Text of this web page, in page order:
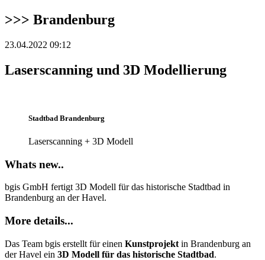
>>> Brandenburg
23.04.2022 09:12
Laserscanning und 3D Modellierung
Stadtbad Brandenburg
Laserscanning + 3D Modell
Whats new..
bgis GmbH fertigt 3D Modell für das historische Stadtbad in
Brandenburg an der Havel.
More details...
Das Team bgis erstellt für einen Kunstprojekt in Brandenburg an
der Havel ein 3D Modell für das historische Stadtbad.